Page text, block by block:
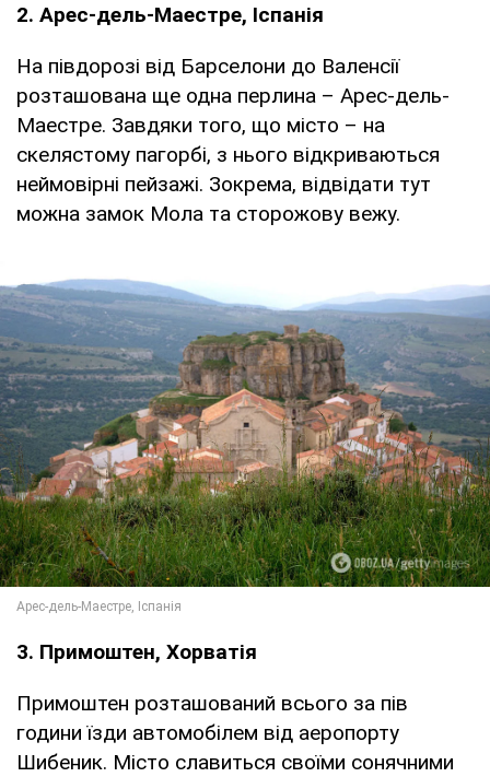
2. Арес-дель-Маестре, Іспанія
На півдорозі від Барселони до Валенсії
розташована ще одна перлина – Арес-дель-
Маестре. Завдяки того, що місто – на
скелястому пагорбі, з нього відкриваються
неймовірні пейзажі. Зокрема, відвідати тут
можна замок Мола та сторожову вежу.
3. Примоштен, Хорватія
Примоштен розташований всього за пів
години їзди автомобілем від аеропорту
Шибеник. Місто славиться своїми сонячними